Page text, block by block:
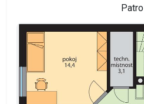
Patro